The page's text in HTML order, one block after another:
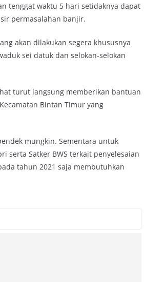
tenggat waktu 5 hari setidaknya dapat
permasalahan banjir.
akan dilakukan segera khususnya
sei datuk dan selokan-selokan
turut langsung memberikan bantuan
Bintan Timur yang
mungkin. Sementara untuk
serta Satker BWS terkait penyelesaian
tahun 2021 saja membutuhkan